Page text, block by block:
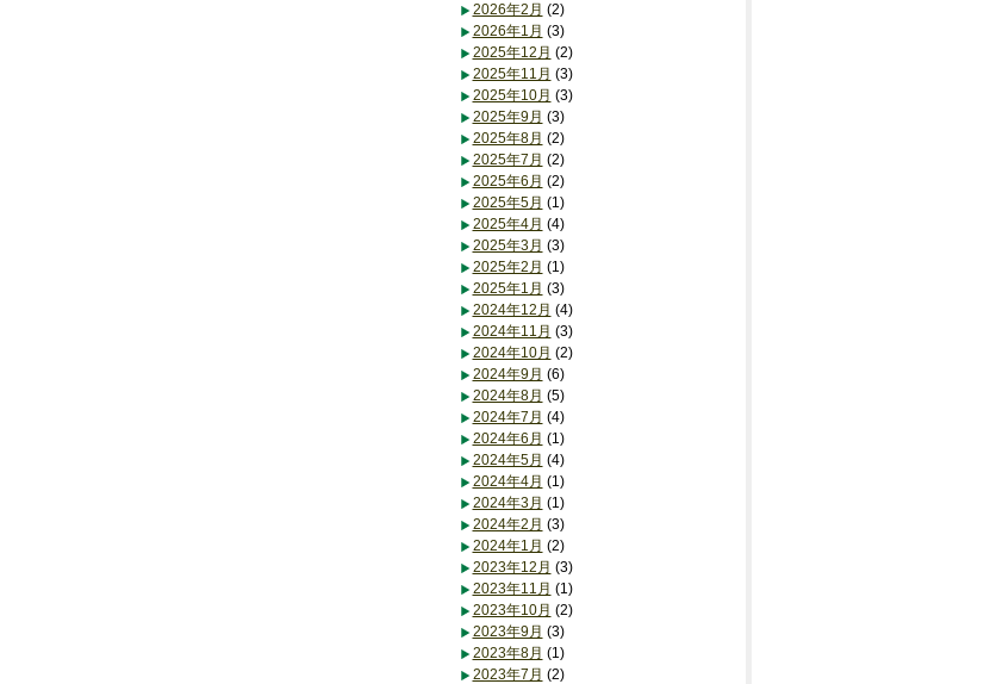
2026年2月 (2)
2026年1月 (3)
2025年12月 (2)
2025年11月 (3)
2025年10月 (3)
2025年9月 (3)
2025年8月 (2)
2025年7月 (2)
2025年6月 (2)
2025年5月 (1)
2025年4月 (4)
2025年3月 (3)
2025年2月 (1)
2025年1月 (3)
2024年12月 (4)
2024年11月 (3)
2024年10月 (2)
2024年9月 (6)
2024年8月 (5)
2024年7月 (4)
2024年6月 (1)
2024年5月 (4)
2024年4月 (1)
2024年3月 (1)
2024年2月 (3)
2024年1月 (2)
2023年12月 (3)
2023年11月 (1)
2023年10月 (2)
2023年9月 (3)
2023年8月 (1)
2023年7月 (2)